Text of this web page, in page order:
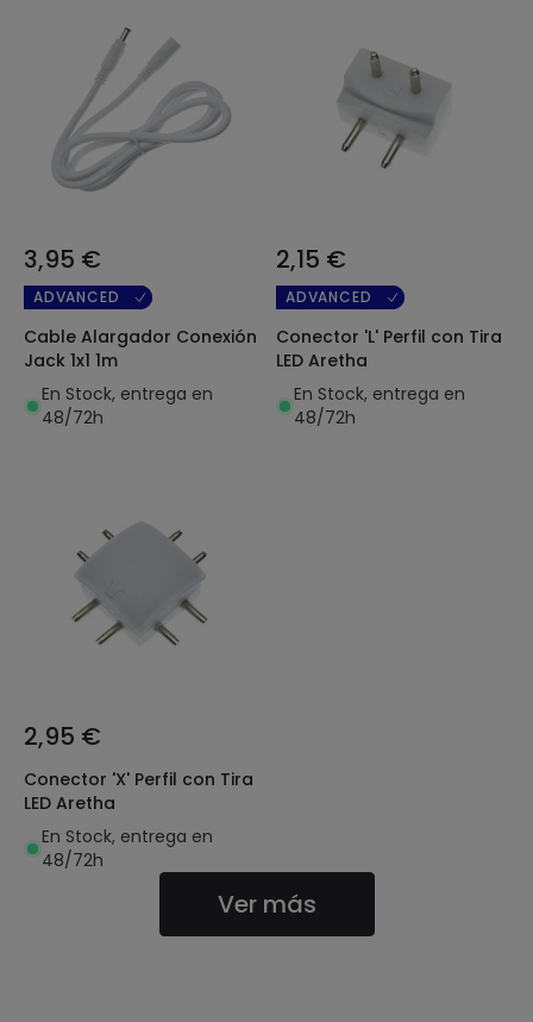
3,95 €
ADVANCED
Cable Alargador Conexión
Jack 1x1 1m
En Stock, entrega en
48/72h
2,15 €
ADVANCED
Conector 'L' Perfil con Tira
LED Aretha
En Stock, entrega en
48/72h
2,95 €
Conector 'X' Perfil con Tira
LED Aretha
En Stock, entrega en
48/72h
Ver más